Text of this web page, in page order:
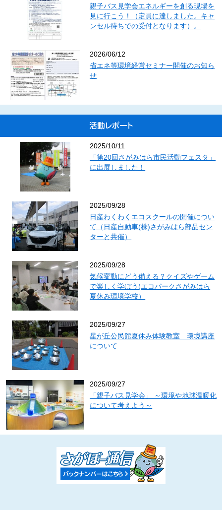
る。この場合、その役員に対し、議決の前に弁明の機会を与えなければ
ならない。
(1) 職務の遂行に堪えない状況にあると認められるとき。
(2) 職務上の義務違反その他役員としてふさわしくない行為があっ
たとき。
（報酬等）
第１９条 役員は、その総数の３分の１以下の範囲内で報酬を受けるこ
とができる。
２ 役員には、その職務を執行するために要した費用を弁償することが
３ 前２項に関し必要な事項は、総会の議決を経て、理事長が別に定め
第５章 総会
（種別）
第２０条 この法人の総会は、通常総会及び臨時総会の２種とする。
（構成）
第２１条 総会は、正会員をもって構成する。
（権能）
第２２条 総会は、次の事項について議決する。
(1) 定款の変更
(2) 解散
(3) 合併
(4) 事業計画及び予算に関する事項
(5) 事業報告及び決算に関する事項
(6) 役員の選任等に関する事項
(7) 会費に関する事項
(8) 長期借入金に関する事項
(9) 事務局の組織等に関する事項
(10) その他この法人の運営に関する重要事項
（開催）
第２３条 通常総会は、毎年１回開催する。
２ 臨時総会は、次の各号の一に該当する場合に開催する。
(1) 理事会が必要と認め招集の請求をしたとき。
(2) 正会員総数の５分の１以上から会議の目的である事項を記載した
書面をもって招集の請求があったとき。
(3) 第15条第４項第４号の規定により、監事から招集があったとき。
第２４条 総会は、前条第２項第３号の場合を除き、理事長が招集す
２ 理事長は、前条第２項第１号及び第２号の規定による請求があった
親子バス見学会エネルギーを創る現場を
見に行こう！（定員に達しました。キャ
ンセル待ちでの受付となります）。
2026/06/12
省エネ等環境経営セミナー開催のお知ら
せ
2025/10/11
「第20回さがみはら市民活動フェスタ」
に出展しました！
2025/09/28
日産わくわくエコスクールの開催につい
て（日産自動車(株)さがみはら部品セン
ターと共催）
2025/09/28
気候変動にどう備える？クイズやゲーム
で楽しく学ぼう(エコパークさがみはら
夏休み環境学校）
2025/09/27
星が丘公民館夏休み体験教室 環境講座
について
2025/09/27
「親子バス見学会」 ～環境や地球温暖化
について考えよう～